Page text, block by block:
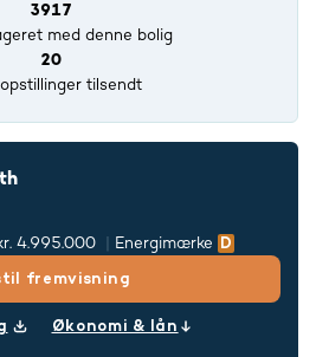
3917
med denne bolig
20
tilsendt
4.995.000 Energimærke
fremvisning
Økonomi & lån